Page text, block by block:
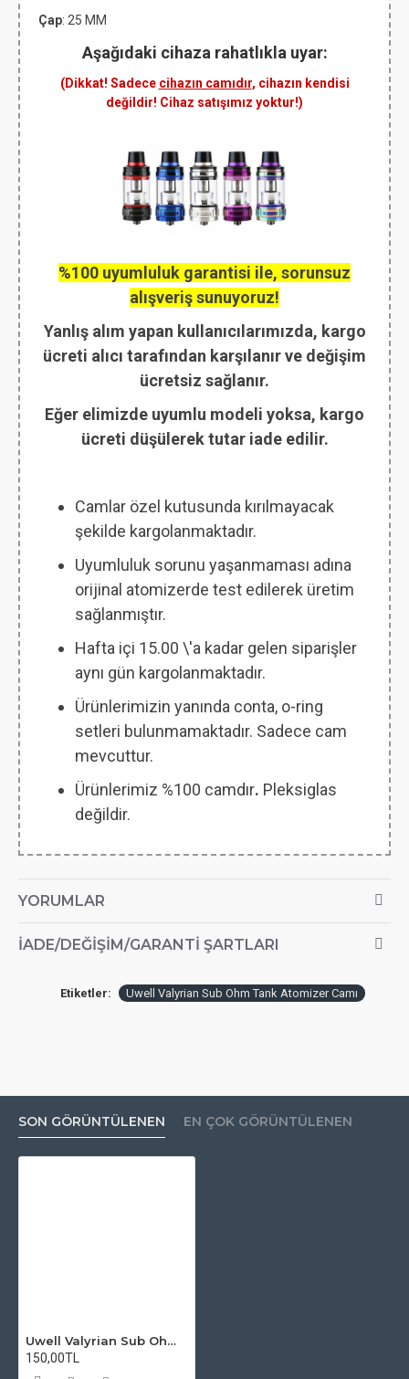
Çap: 25 MM
Aşağıdaki cihaza rahatlıkla uyar:
(Dikkat! Sadece cihazın camıdır, cihazın kendisi
değildir! Cihaz satışımız yoktur!)
%100 uyumluluk garantisi ile, sorunsuz
alışveriş sunuyoruz!
Yanlış alım yapan kullanıcılarımızda, kargo
ücreti alıcı tarafından karşılanır ve değişim
ücretsiz sağlanır.
Eğer elimizde uyumlu modeli yoksa, kargo
ücreti düşülerek tutar iade edilir.
Camlar özel kutusunda kırılmayacak
şekilde kargolanmaktadır.
Uyumluluk sorunu yaşanmaması adına
orijinal atomizerde test edilerek üretim
sağlanmıştır.
Hafta içi 15.00 \'a kadar gelen siparişler
aynı gün kargolanmaktadır.
Ürünlerimizin yanında conta, o-ring
setleri bulunmamaktadır. Sadece cam
mevcuttur.
Ürünlerimiz %100 camdır. Pleksiglas
değildir.
YORUMLAR
İADE/DEĞIŞIM/GARANTI ŞARTLARI
Etiketler: Uwell Valyrian Sub Ohm Tank Atomizer Camı
SON GÖRÜNTÜLENEN EN ÇOK GÖRÜNTÜLENEN
Uwell Valyrian Sub Ohm Tank Atomizer Camı
150,00TL